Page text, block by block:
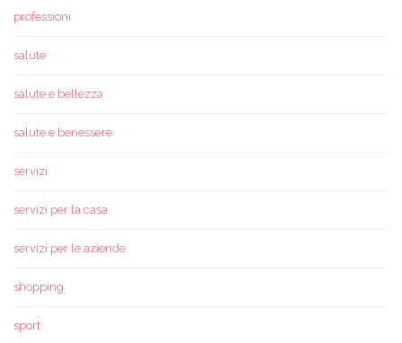
professioni
salute
salute e bellezza
salute e benessere
servizi
servizi per la casa
servizi per le aziende
shopping
sport